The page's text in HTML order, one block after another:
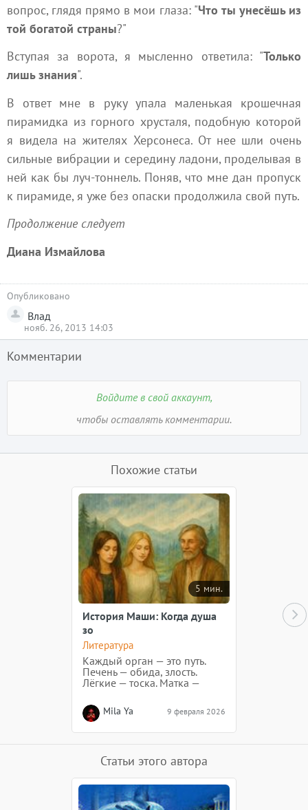
вопрос, глядя прямо в мои глаза: "Что ты унесёшь из
той богатой страны?"
Вступая за ворота, я мысленно ответила: "Только
лишь знания".
В ответ мне в руку упала маленькая крошечная
пирамидка из горного хрусталя, подобную которой
я видела на жителях Херсонеса. От нее шли очень
сильные вибрации и середину ладони, проделывая в
ней как бы луч-тоннель. Поняв, что мне дан пропуск
к пирамиде, я уже без опаски продолжила свой путь.
Продолжение следует
Диана Измайлова
Опубликовано
Влад
нояб. 26, 2013 14:03
Комментарии
Войдите в свой аккаунт,
чтобы оставлять комментарии.
Похожие статьи
5 мин.
История Маши: Когда душа
зо
Литература
Каждый орган — это путь.
Печень — обида, злость.
Лёгкие — тоска. Матка —
ты перестала быть живой?
Где не сказала "нет", хотя
сердце кричало? Где
боль.
Mila Ya 9 февраля 2026
Статьи этого автора